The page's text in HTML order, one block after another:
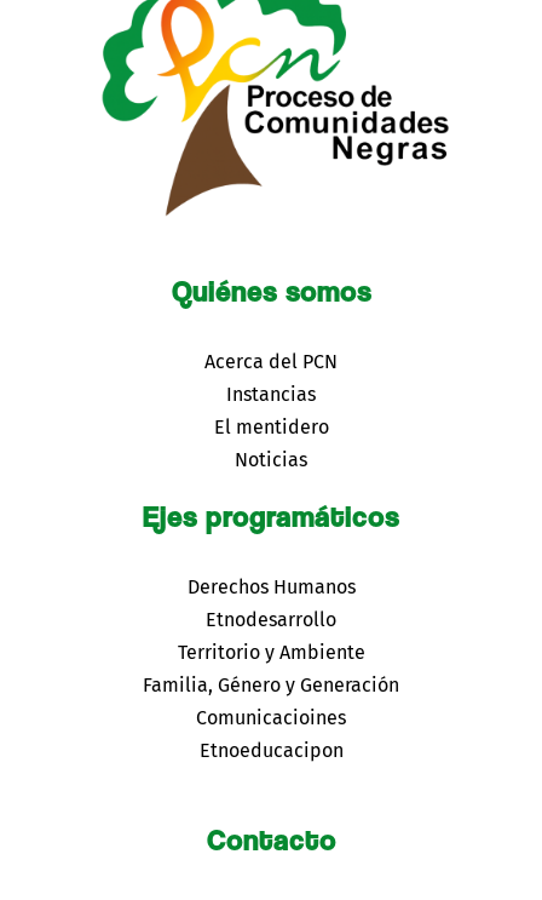
Quiénes somos
Acerca del PCN
Instancias
El mentidero
Noticias
Ejes programáticos
Derechos Humanos
Etnodesarrollo
Territorio y Ambiente
Familia, Género y Generación
Comunicacioines
Etnoeducacipon
Contacto